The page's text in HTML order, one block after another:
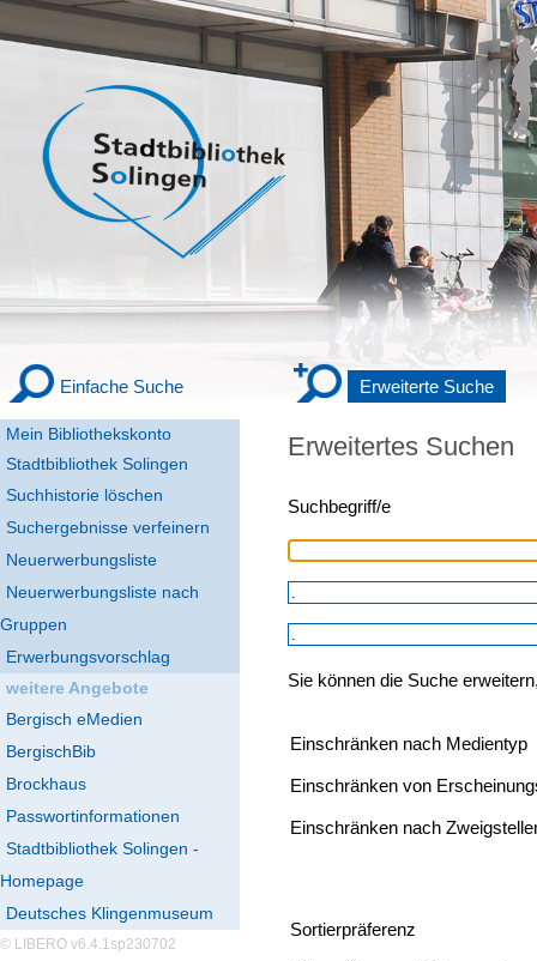
Mein Bibliothekskonto
Stadtbibliothek Solingen
Einfache Suche Erweiterte Suche
Suchhistorie löschen
Suchergebnisse verfeinern
Neuerwerbungsliste
Neuerwerbungsliste nach
Gruppen
Erwerbungsvorschlag
weitere Angebote
Bergisch eMedien
BergischBib
Brockhaus
Passwortinformationen
Stadtbibliothek Solingen -
Homepage
Deutsches Klingenmuseum
© LIBERO v6.4.1sp230702
Erweitertes Suchen
Sie können die Suche
Suchbegriff/e
Einschränken von
Einschränken nach
Einschränken nach Medientyp
Sortierpräferenz